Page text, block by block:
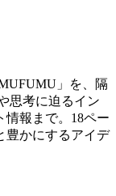
」を、隔
思考に迫るイン
情報まで。18ペー
豊かにするアイデ